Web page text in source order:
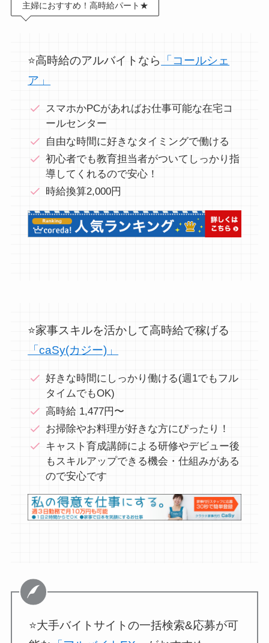
主婦におすすめ！高時給パート★
⭐高時給のアルバイトなら
「コールシェ
ア」
スマホかPCがあればお仕事可能な在宅コ
ールセンター
自由な時間に好きなタイミングで働ける
初心者でも教育担当者がついてしっかり指
導してくれるので安心！
時給換算2,000円
⭐家事スキルを活かして高時給で稼げる
「caSy(カジー)」
好きな時間にしっかり働ける(週1でもフル
タイムでもOK)
高時給 1,477円〜
お掃除やお料理が好きな方にぴったり！
キャスト育成講師による研修やデビュー後
もスキルアップできる機会・仕組みがある
ので安心です
⭐大手バイトサイトの一括検索&応募が可